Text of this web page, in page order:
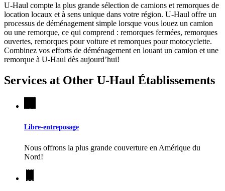
U-Haul compte la plus grande sélection de camions et remorques de
location locaux et à sens unique dans votre région. U-Haul offre un
processus de déménagement simple lorsque vous louez un camion
ou une remorque, ce qui comprend : remorques fermées, remorques
ouvertes, remorques pour voiture et remorques pour motocyclette.
Combinez vos efforts de déménagement en louant un camion et une
remorque à U-Haul dès aujourd’hui!
Services at Other U-Haul Établissements
Libre-entreposage
Nous offrons la plus grande couverture en Amérique du
Nord!